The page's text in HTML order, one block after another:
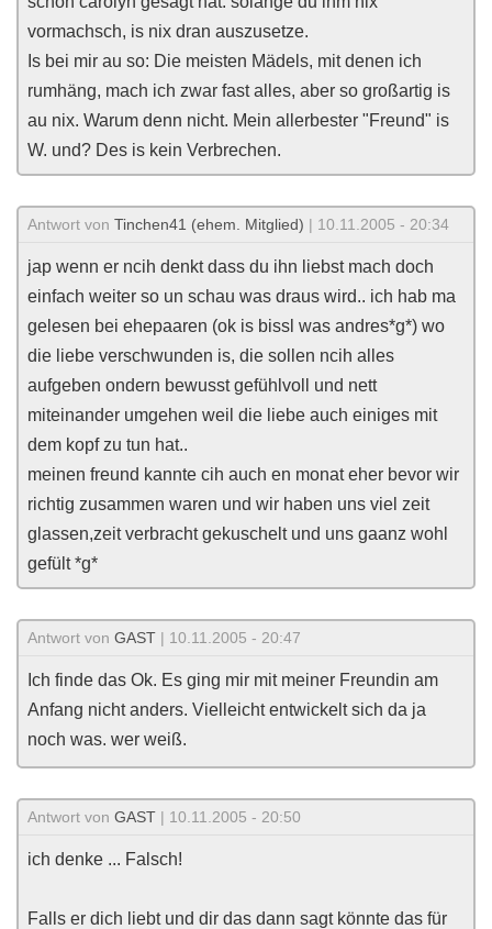
vormachsch, is nix dran auszusetze.
Is bei mir au so: Die meisten Mädels, mit denen ich
rumhäng, mach ich zwar fast alles, aber so großartig is
au nix. Warum denn nicht. Mein allerbester "Freund" is
W. und? Des is kein Verbrechen.
Antwort von Tinchen41 (ehem. Mitglied) | 10.11.2005 - 20:34
jap wenn er ncih denkt dass du ihn liebst mach doch
einfach weiter so un schau was draus wird.. ich hab ma
gelesen bei ehepaaren (ok is bissl was andres*g*) wo
die liebe verschwunden is, die sollen ncih alles
aufgeben ondern bewusst gefühlvoll und nett
miteinander umgehen weil die liebe auch einiges mit
dem kopf zu tun hat..
meinen freund kannte cih auch en monat eher bevor wir
richtig zusammen waren und wir haben uns viel zeit
glassen,zeit verbracht gekuschelt und uns gaanz wohl
gefült *g*
Antwort von GAST | 10.11.2005 - 20:47
Ich finde das Ok. Es ging mir mit meiner Freundin am
Anfang nicht anders. Vielleicht entwickelt sich da ja
noch was. wer weiß.
Antwort von GAST | 10.11.2005 - 20:50
ich denke ... Falsch!
Falls er dich liebt und dir das dann sagt könnte das für